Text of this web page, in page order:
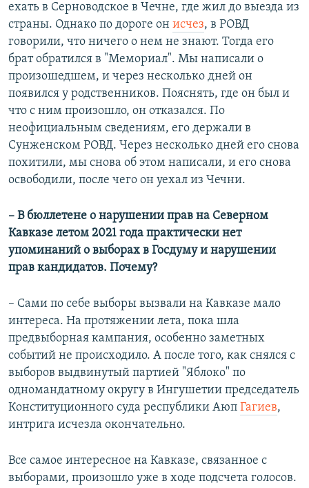
ехать в Серноводское в Чечне, где жил до выезда из
страны. Однако по дороге он исчез, в РОВД
говорили, что ничего о нем не знают. Тогда его
брат обратился в "Мемориал". Мы написали о
произошедшем, и через несколько дней он
появился у родственников. Пояснять, где он был и
что с ним произошло, он отказался. По
неофициальным сведениям, его держали в
Сунженском РОВД. Через несколько дней его снова
похитили, мы снова об этом написали, и его снова
освободили, после чего он уехал из Чечни.
– В бюллетене о нарушении прав на Северном
Кавказе летом 2021 года практически нет
упоминаний о выборах в Госдуму и нарушении
прав кандидатов. Почему?
– Сами по себе выборы вызвали на Кавказе мало
интереса. На протяжении лета, пока шла
предвыборная кампания, особенно заметных
событий не происходило. А после того, как снялся с
выборов выдвинутый партией "Яблоко" по
одномандатному округу в Ингушетии председатель
Конституционного суда республики Аюп Гагиев,
интрига исчезла окончательно.
Все самое интересное на Кавказе, связанное с
выборами, произошло уже в ходе подсчета голосов.